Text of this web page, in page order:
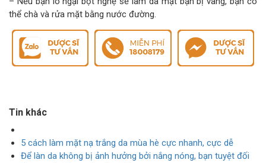
thể chà và rửa mặt bằng nước đường.
Tin khác
5 cách làm mặt nạ trắng da mùa hè cực nhanh, cực dễ
Để làn da không bị ảnh hưởng bởi nắng nóng, bạn tuyệt đối